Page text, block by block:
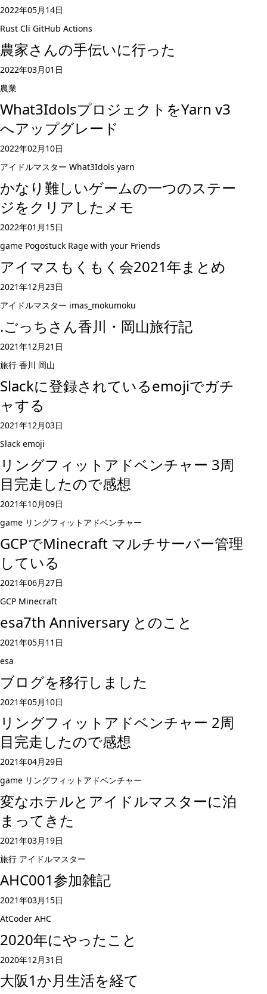
2022年05月14日
Rust Cli GitHub Actions
農家さんの手伝いに行った
2022年03月01日
農業
What3IdolsプロジェクトをYarn v3
へアップグレード
2022年02月10日
アイドルマスター What3Idols yarn
かなり難しいゲームの一つのステー
ジをクリアしたメモ
2022年01月15日
game Pogostuck Rage with your Friends
アイマスもくもく会2021年まとめ
2021年12月23日
アイドルマスター imas_mokumoku
.ごっちさん香川・岡山旅行記
2021年12月21日
旅行 香川 岡山
Slackに登録されているemojiでガチ
ャする
2021年12月03日
Slack emoji
リングフィットアドベンチャー 3周
目完走したので感想
2021年10月09日
game リングフィットアドベンチャー
GCPでMinecraft マルチサーバー管理
している
2021年06月27日
GCP Minecraft
esa7th Anniversary とのこと
2021年05月11日
esa
ブログを移行しました
2021年05月10日
リングフィットアドベンチャー 2周
目完走したので感想
2021年04月29日
game リングフィットアドベンチャー
変なホテルとアイドルマスターに泊
まってきた
2021年03月19日
旅行 アイドルマスター
AHC001参加雑記
2021年03月15日
AtCoder AHC
2020年にやったこと
2020年12月31日
大阪1か月生活を経て